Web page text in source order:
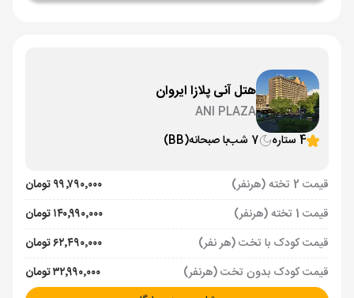
هتل آنی پلازا ایروان
ANI PLAZA
4 ستاره
7 شب با صبحانه(BB)
قیمت 2 تخته (هرنفر)
۹۹٬۷۹۰٬۰۰۰ تومان
قیمت 1 تخته (هرنفر)
۱۴۰٬۹۹۰٬۰۰۰ تومان
قیمت کودک با تخت (هر نفر)
۶۲٬۴۹۰٬۰۰۰ تومان
قیمت کودک بدون تخت (هرنفر)
۳۲٬۹۹۰٬۰۰۰ تومان